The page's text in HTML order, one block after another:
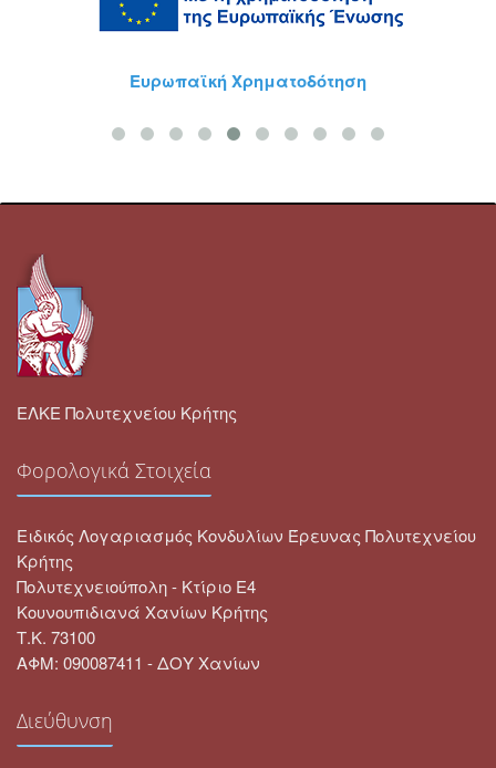
Ευρωπαϊκή Χρηματοδότηση
ΕΛΚΕ Πολυτεχνείου Κρήτης
Φορολογικά Στοιχεία
Ειδικός Λογαριασμός Κονδυλίων Έρευνας Πολυτεχνείου
Κρήτης
Πολυτεχνειούπολη - Κτίριο Ε4
Κουνουπιδιανά Χανίων Κρήτης
Τ.Κ. 73100
ΑΦΜ: 090087411 - ΔΟΥ Χανίων
Διεύθυνση